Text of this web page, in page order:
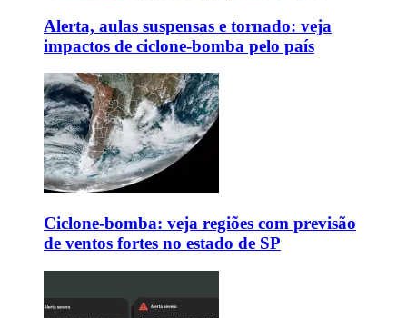
Alerta, aulas suspensas e tornado: veja
impactos de ciclone-bomba pelo país
Ciclone-bomba: veja regiões com previsão
de ventos fortes no estado de SP